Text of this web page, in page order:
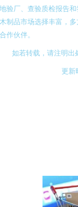
验厂、查验质检报告
制品市场选择丰富，
作伙伴。
如若转载，请注明
更新